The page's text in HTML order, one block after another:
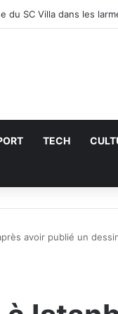
TECH
avoir publié un